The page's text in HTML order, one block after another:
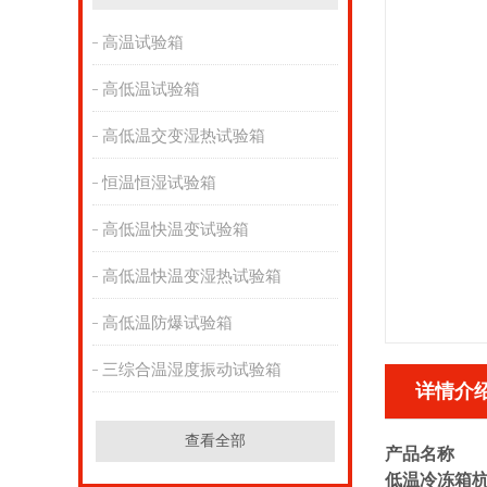
高温试验箱
高低温试验箱
高低温交变湿热试验箱
恒温恒湿试验箱
高低温快温变试验箱
高低温快温变湿热试验箱
高低温防爆试验箱
三综合温湿度振动试验箱
查看全部
详情介
产品名称
低温冷冻箱